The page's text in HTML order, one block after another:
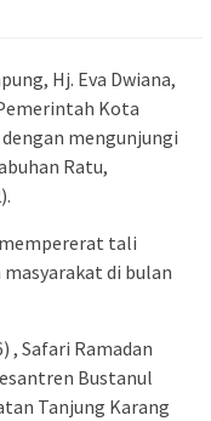
Hj. Eva Dwiana,
Kota
mengunjungi
Ratu,
tali
di bulan
, Safari Ramadan
Bustanul
Tanjung Karang